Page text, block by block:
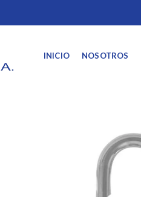
INICIO NOSOTROS